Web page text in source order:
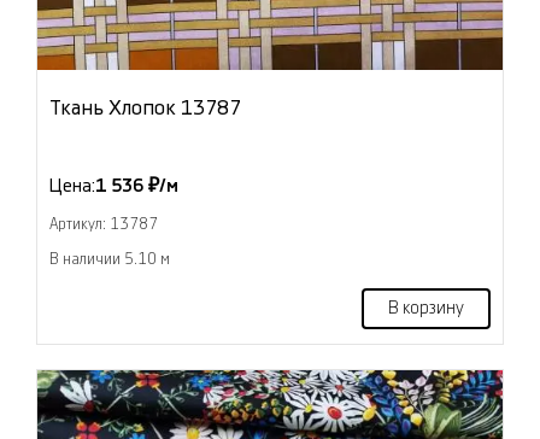
Ткань Хлопок 13787
Цена:1 536 ₽/м
Артикул: 13787
В наличии 5.10 м
В корзину